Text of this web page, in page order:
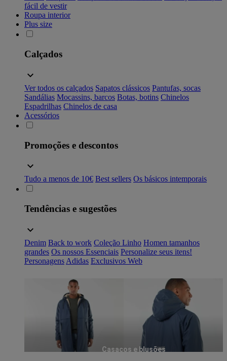
fácil de vestir
Roupa interior
Plus size
Calçados
Ver todos os calçados Sapatos clássicos Pantufas, socas
Sandálias Mocassins, barcos Botas, botins Chinelos
Espadrilhas Chinelos de casa
Acessórios
Promoções e descontos
Tudo a menos de 10€ Best sellers Os básicos intemporais
Tendências e sugestões
Denim Back to work Coleção Linho Homen tamanhos
grandes Os nossos Essenciais Personalize seus itens!
Personagens Adidas Exclusivos Web
Casacos e blusões